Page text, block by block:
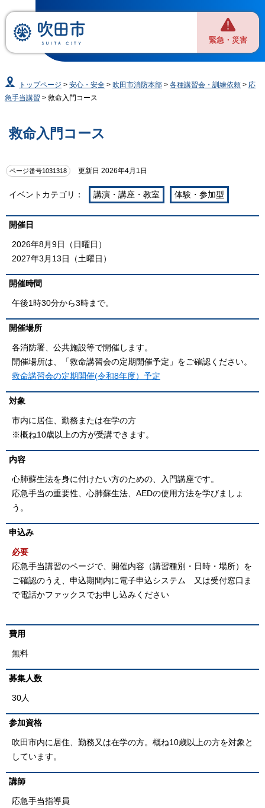
緊急・災害
トップページ >安心・安全 > 吹田市消防本部 >各種講習会・訓練依頼 > 応
急手当講習 > 救命入門コース
救命入門コース
ページ番号1031318 更新日 2026年4月1日
イベントカテゴリ： 講演・講座・教室 体験・参加型
開催日
2026年8月9日（日曜日）
2027年3月13日（土曜日）
開催時間
午後1時30分から3時まで。
開催場所
各消防署、公共施設等で開催します。
開催場所は、「救命講習会の定期開催予定」をご確認ください。
救命講習会の定期開催(令和8年度）予定
対象
市内に居住、勤務または在学の方
※概ね10歳以上の方が受講できます。
内容
心肺蘇生法を身に付けたい方のための、入門講座です。
応急手当の重要性、心肺蘇生法、AEDの使用方法を学びましょ
う。
申込み
必要
応急手当講習のページで、開催内容（講習種別・日時・場所）を
ご確認のうえ、申込期間内に電子申込システム 又は受付窓口ま
で電話かファックスでお申し込みください
費用
無料
募集人数
30人
参加資格
吹田市内に居住、勤務又は在学の方。概ね10歳以上の方を対象と
しています。
講師
応急手当指導員